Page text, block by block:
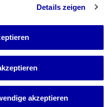
Details zeigen
akzeptieren